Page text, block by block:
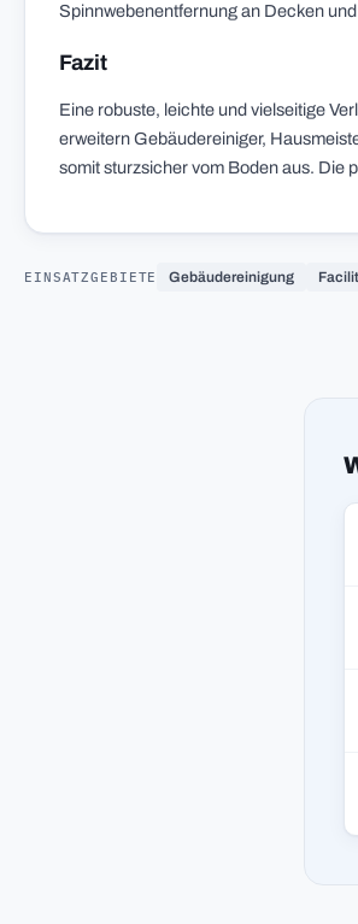
Spinnwebenentfernung an Decken
Fazit
Eine robuste, leichte und vielseitige
erweitern Gebäudereiniger,
somit sturzsicher vom Boden aus. Die
EINSATZGEBIETE Gebäudereinigung